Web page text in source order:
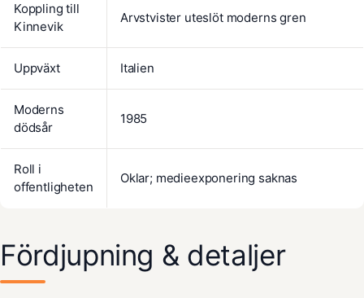
Koppling till
Kinnevik
Arvstvister uteslöt moderns gren
Uppväxt Italien
Moderns
dödsår
1985
Roll i
offentligheten
Oklar; medieexponering saknas
Fördjupning & detaljer